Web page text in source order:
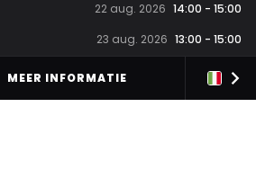
22 aug. 2026 14:00 - 15:00
23 aug. 2026 13:00 - 15:00
MEER INFORMATIE